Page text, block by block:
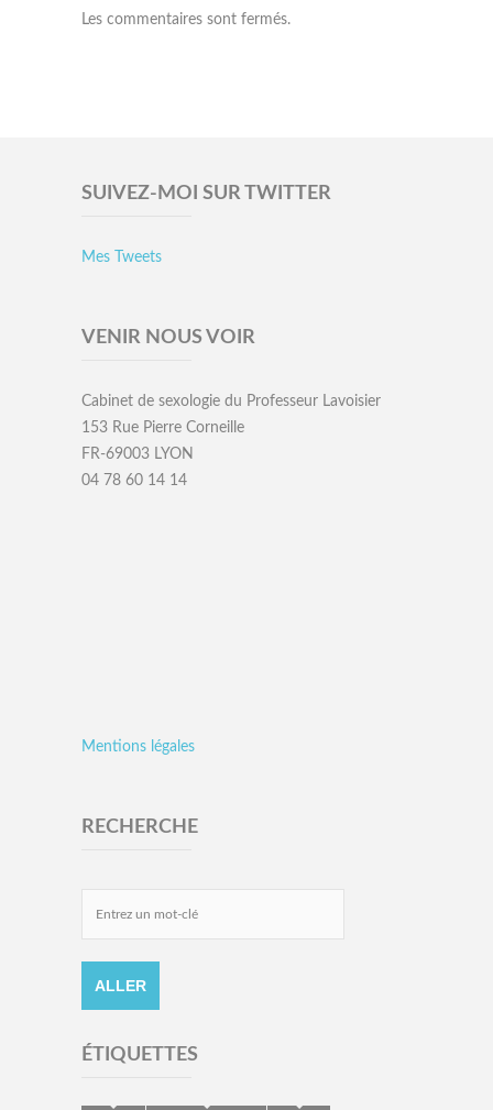
Les commentaires sont fermés.
SUIVEZ-MOI SUR TWITTER
Mes Tweets
VENIR NOUS VOIR
Cabinet de sexologie du Professeur Lavoisier
153 Rue Pierre Corneille
FR-69003 LYON
04 78 60 14 14
Mentions légales
RECHERCHE
ÉTIQUETTES